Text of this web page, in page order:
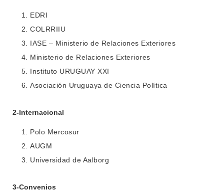
INSTITUCIONAL
DEPARTAMENTOS
EVA FCS
OFERTA DE GRADO
EDRI
COLRRIIU
IASE – Ministerio de Relaciones Exteriores
Ministerio de Relaciones Exteriores
Instituto URUGUAY XXI
Asociación Uruguaya de Ciencia Política
2-Internacional
Polo Mercosur
AUGM
Universidad de Aalborg
3-Convenios